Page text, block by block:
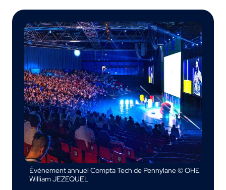
Événement annuel Compta Tech de Pennylane © OHE
William JEZEQUEL